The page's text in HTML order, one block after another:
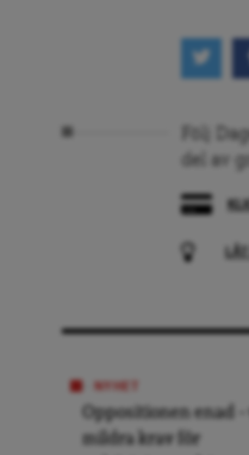
Följ
del av
NYHET
Oppositionen enad –
mildra krav för